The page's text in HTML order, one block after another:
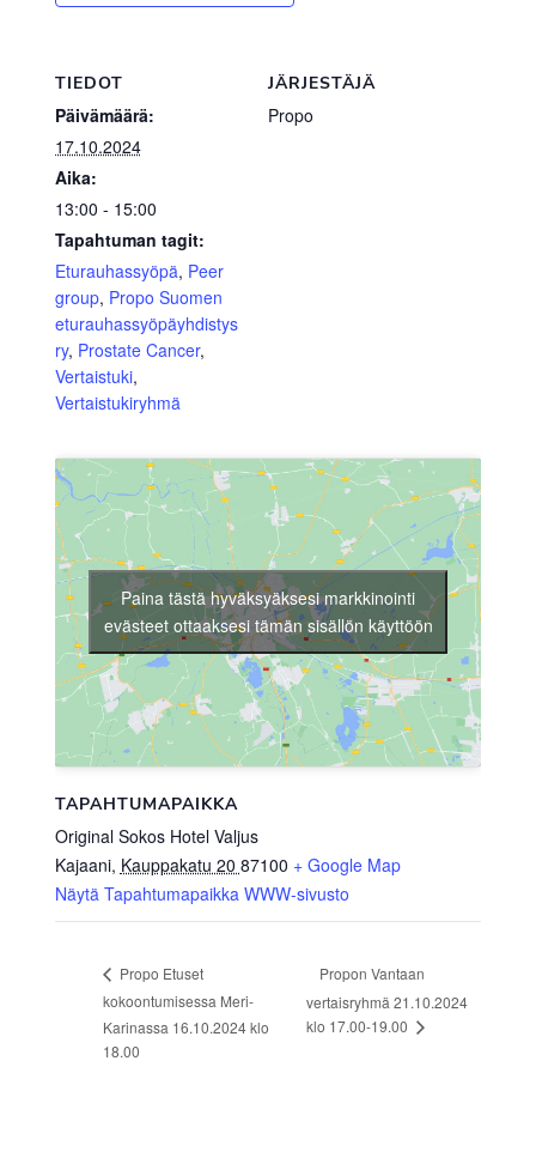
TIEDOT
Päivämäärä:
17.10.2024
Aika:
13:00 - 15:00
Tapahtuman tagit:
Eturauhassyöpä, Peer
group, Propo Suomen
eturauhassyöpäyhdistys
ry, Prostate Cancer,
Vertaistuki,
Vertaistukiryhmä
JÄRJESTÄJÄ
Propo
TAPAHTUMAPAIKKA
Original Sokos Hotel Valjus
Kajaani, Kauppakatu 20 87100 + Google Map
Näytä Tapahtumapaikka WWW-sivusto
Paina tästä hyväksyäksesi markkinointi
evästeet ottaaksesi tämän sisällön käyttöön
Propo Etuset
kokoontumisessa Meri-
Karinassa 16.10.2024 klo
18.00
Propon Vantaan
vertaisryhmä 21.10.2024
klo 17.00-19.00